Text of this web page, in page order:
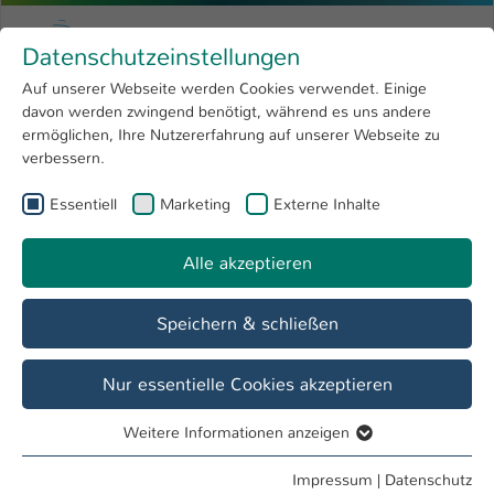
Menu
Forschung 4
Open submenu
Hochschule
International
Zum Hauptinhalt springen
Hochschule Kaiserslautern
Sie sind hier:
Eltern & Kind
Diversitätsmanagement
Übersicht Info & Beratung
Finanzen Eltern & Kind
Datenschutzeinstellungen
Auf unserer Webseite werden Cookies verwendet. Einige
davon werden zwingend benötigt, während es uns andere
ermöglichen, Ihre Nutzererfahrung auf unserer Webseite zu
verbessern.
Essentiell Marketing Externe Inhalte
Alle akzeptieren
Speichern & schließen
Nur essentielle Cookies akzeptieren
Essentielle Cookies werden für grundlegende Funktionen
Weitere Informationen anzeigen
Impressum | Datenschutz